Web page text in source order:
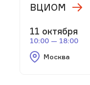
ВЦИОМ
11 октября
10:00 — 18:00
Москва